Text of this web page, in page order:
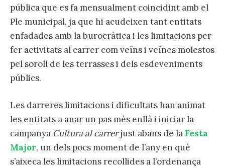
pública que es fa mensualment coincidint amb el
Ple municipal, ja que hi acudeixen tant entitats
enfadades amb la burocràtica i les limitacions per
fer activitats al carrer com veïns i veïnes molestos
pel soroll de les terrasses i dels esdeveniments
públics.
Les darreres limitacions i dificultats han animat
les entitats a anar un pas més enllà i iniciar la
campanya Cultura al carrerjust abans de la Festa
Major, un dels pocs moment de l’any en què
s’aixeca les limitacions recollides a l’ordenança